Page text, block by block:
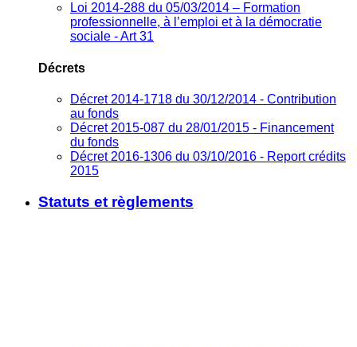
Loi 2014-288 du 05/03/2014 – Formation
professionnelle, à l’emploi et à la démocratie
sociale - Art 31
Décrets
Décret 2014-1718 du 30/12/2014 - Contribution
au fonds
Décret 2015-087 du 28/01/2015 - Financement
du fonds
Décret 2016-1306 du 03/10/2016 - Report crédits
2015
Statuts et règlements